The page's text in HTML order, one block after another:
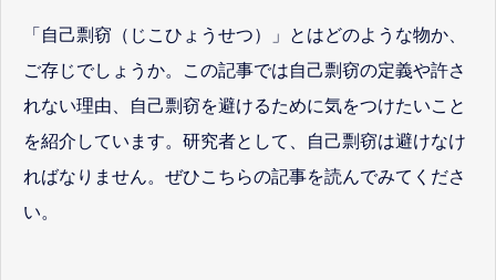
「自己剽窃（じこひょうせつ）」とはどのような物か、
ご存じでしょうか。この記事では自己剽窃の定義や許さ
れない理由、自己剽窃を避けるために気をつけたいこと
を紹介しています。研究者として、自己剽窃は避けなけ
ればなりません。ぜひこちらの記事を読んでみてくださ
い。